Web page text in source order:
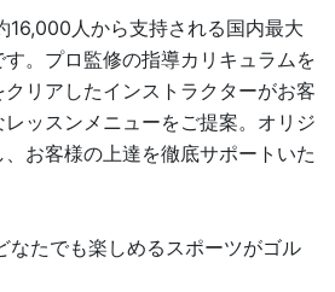
16,000人から支持される国内最大
。プロ監修の指導カリキュラムを
リアしたインストラクターがお客
ッスンメニューをご提案。オリジ
お客様の上達を徹底サポートいた
たでも楽しめるスポーツがゴル